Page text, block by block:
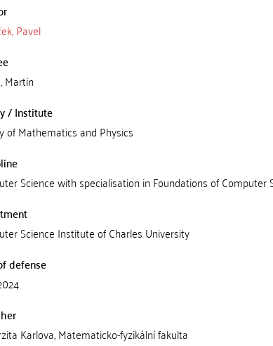
Pavel
Martin
/ Institute
of Mathematics and Physics
Science with specialisation in Foundations of Computer
Science Institute of Charles University
defense
Karlova, Matematicko-fyzikální fakulta